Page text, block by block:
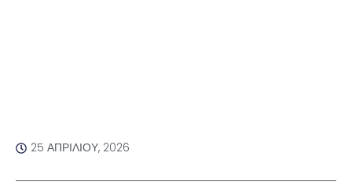
25 ΑΠΡΙΛΊΟΥ, 2026